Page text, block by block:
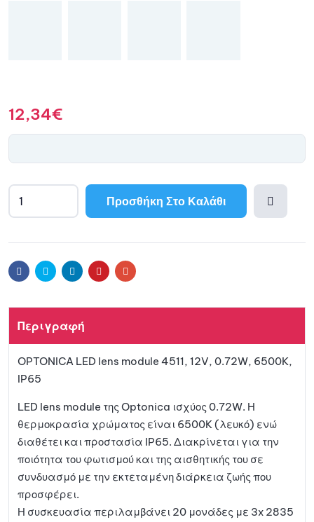
12,34€
Προσθήκη Στο Καλάθι
αγαπη
l
r
FacebookTwitter LinkedinPinterestEmail
Περιγραφή
OPTONICA LED lens module 4511, 12V, 0.72W, 6500K,
IP65
LED lens module της Optonica ισχύος 0.72W. Η
θερμοκρασία χρώματος είναι 6500K (λευκό) ενώ
διαθέτει και προστασία IP65. Διακρίνεται για την
ποιότητα του φωτισμού και της αισθητικής του σε
συνδυασμό με την εκτεταμένη διάρκεια ζωής που
προσφέρει.
Η συσκευασία περιλαμβάνει 20 μονάδες με 3x 2835